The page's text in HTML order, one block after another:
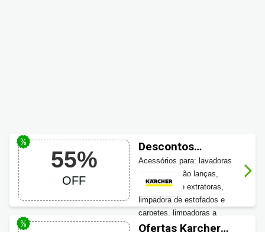
55%
OFF
Descontos
Karcher até 55%
Acessórios para: lavadoras
de alta pressão lanças,
aspiradores e extratoras,
limpadora de estofados e
carpetes, limpadoras a
vapor, lavadoras e
Ofertas Karcher